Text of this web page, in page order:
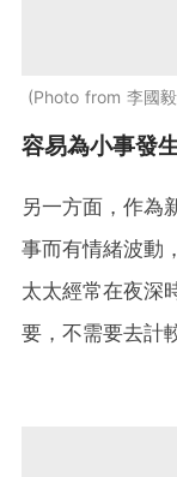
Photo from 李國
容易為小事發
另一方面，作為
事而有情緒波動
太太經常在夜深
要，不需要去計